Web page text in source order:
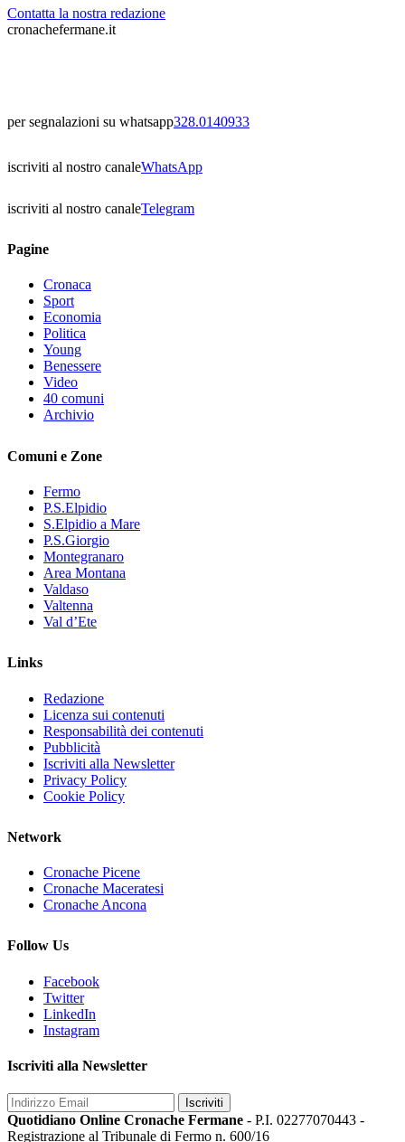
Contatta la nostra redazione
cronachefermane.it
per segnalazioni su whatsapp328.0140933
iscriviti al nostro canaleWhatsApp
iscriviti al nostro canaleTelegram
Pagine
Cronaca
Sport
Economia
Politica
Young
Benessere
Video
40 comuni
Archivio
Comuni e Zone
Fermo
P.S.Elpidio
S.Elpidio a Mare
P.S.Giorgio
Montegranaro
Area Montana
Valdaso
Valtenna
Val d’Ete
Links
Redazione
Licenza sui contenuti
Responsabilità dei contenuti
Pubblicità
Iscriviti alla Newsletter
Privacy Policy
Cookie Policy
Network
Cronache Picene
Cronache Maceratesi
Cronache Ancona
Follow Us
Facebook
Twitter
LinkedIn
Instagram
Iscriviti alla Newsletter
Iscriviti
Quotidiano Online Cronache Fermane - P.I. 02277070443 -
Registrazione al Tribunale di Fermo n. 600/16